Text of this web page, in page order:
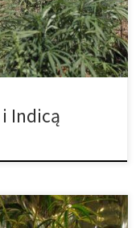
Indicą